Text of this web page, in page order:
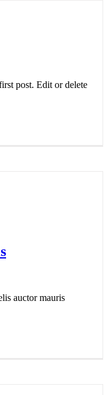
post. Edit or delete
auctor mauris